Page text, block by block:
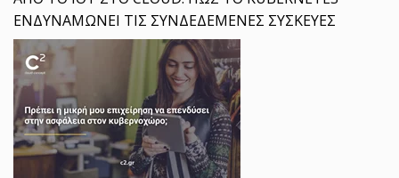
ΕΝΔΥΝΑΜΩΝΕΙ ΤΙΣ ΣΥΝΔΕΔΕΜΕΝΕΣ ΣΥΣΚΕΥΕΣ